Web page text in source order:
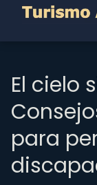
El cielo
para